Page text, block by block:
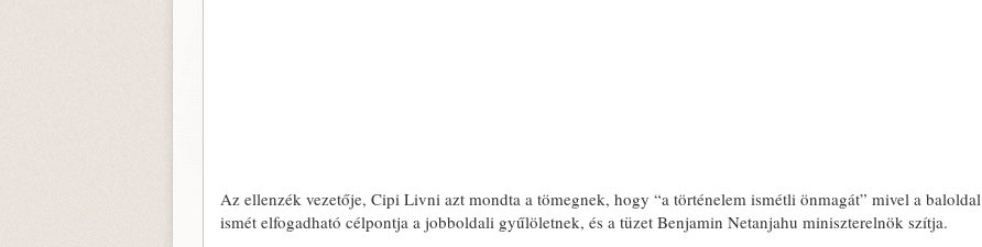
Az ellenzék vezetője, Cipi Livni azt mondta a tömegnek, hogy “a történelem ismétli önmagát” mivel a baloldal
ismét elfogadható célpontja a jobboldali gyűlöletnek, és a tüzet Benjamin Netanjahu miniszterelnök szítja.